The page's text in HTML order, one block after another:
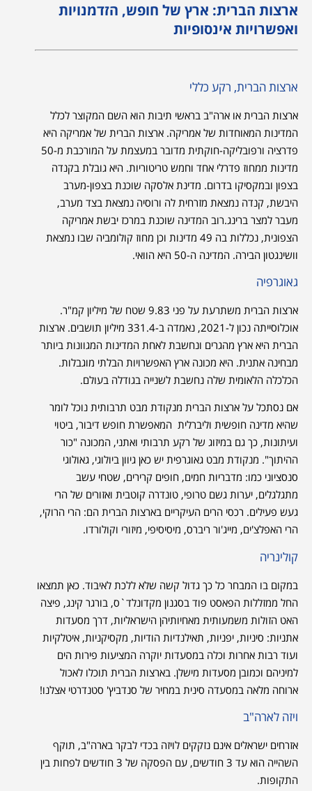
ארצות הברית: ארץ של חופש, הזדמנויות
ואפשרויות אינסופיות
ארצות הברית, רקע כללי
ארצות הברית או ארה"ב בראשי תיבות הוא השם המקוצר לכלל
המדינות המאוחדות של אמריקה. ארצות הברית של אמריקה היא
פדרציה ורפובליקה-חוקתית מדובר במעצמת על המורכבת מ-50
מדינות ממחוז פדרלי אחד וחמש טריטוריות. היא גובלת בקנדה
בצפון ובמקסיקו בדרום. מדינת אלסקה שוכנת בצפון-מערב
היבשת, קנדה נמצאת מזרחית לה ורוסיה נמצאת בצד מערב,
מעבר למצר ברינג.רוב המדינה שוכנת במרכז יבשת אמריקה
הצפונית, נכללות בה 49 מדינות וכן מחוז קולומביה שבו נמצאת
וושינגטון הבירה. המדינה ה-50 היא הוואי.
גאוגרפיה
ארצות הברית משתרעת על פני 9.83 שטח של מיליון קמ"ר.
אוכלוסייתה נכון ל-2021, נאמדה ב-331.4 מיליון תושבים. ארצות
הברית היא ארץ מהגרים ונחשבת לאחת המדינות המגוונות ביותר
מבחינה אתנית. היא מכונה ארץ האפשרויות הבלתי מוגבלות.
הכלכלה הלאומית שלה נחשבת לשנייה בגודלה בעולם.
אם נסתכל על ארצות הברית מנקודת מבט תרבותית נוכל לומר
שהיא מדינה חופשית וליברלית המאפשרת חופש דיבור, ביטוי
ועיתונות, כך גם במיזוג של רקע תרבותי ואתני, המכונה "כור
ההיתוך". מנקודת מבט גאוגרפית יש כאן גיוון ביולוגי, גאולוגי
סנסציוני כמו: מדבריות חמים, חופים קרירים, שטחי עשב
מתגלגלים, יערות גשם טרופי, טונדרה קוטבית ואזורים של הרי
געש פעילים. רכסי הרים העיקריים בארצות הברית הם: הרי הרוקי,
הרי האפלצ'ים, מייג'ור ריברס, מיסיסיפי, מיזורי וקולורדו.
קולינריה
במקום בו המבחר כל כך גדול קשה שלא ללכת לאיבוד. כאן תמצאו
החל ממזללות הפאסט פוד בסגנון מקדונלד`ס, בורגר קינג, פיצה
האט הזולות משמעותית מאחיותיהן הישראליות, דרך מסעדות
אתניות: סיניות, יפניות, תאילנדיות הודיות, מקסיקניות, איטלקיות
ועוד רבות אחרות וכלה במסעדות יוקרה המציעות פירות הים
למיניהם וכמובן מסעדות מישלן. בארצות הברית תוכלו לאכול
ארוחה מלאה במסעדה סינית במחיר של סנדביץ' סטנדרטי אצלנו!
ויזה לארה"ב
אזרחים ישראלים אינם נזקקים לויזה בכדי לבקר בארה"ב, תוקף
השהייה הוא עד 3 חודשים, עם הפסקה של 3 חודשים לפחות בין
התקופות.